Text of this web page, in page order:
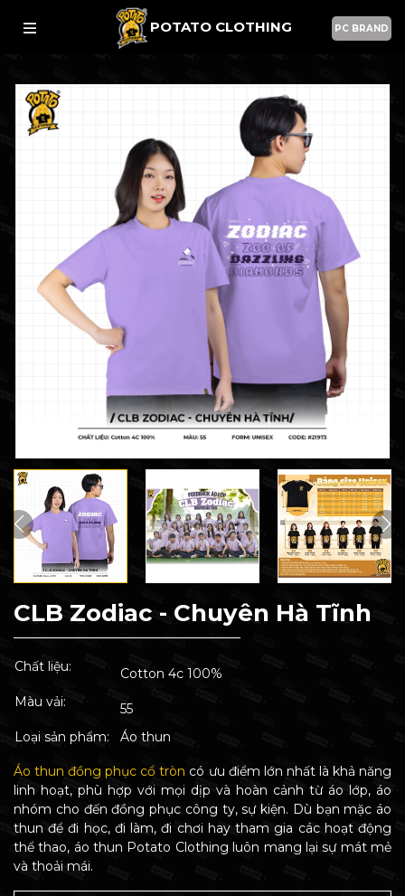
POTATO CLOTHING PC BRAND
CLB Zodiac - Chuyên Hà Tĩnh
Chất liệu:
Cotton 4c 100%
Màu vải:
55
Loại sản phẩm:
Áo thun
Áo thun đồng phục cổ tròn có ưu điểm lớn nhất là khả năng
linh hoạt, phù hợp với mọi dịp và hoàn cảnh từ áo lớp, áo
nhóm cho đến đồng phục công ty, sự kiện. Dù bạn mặc áo
thun để đi học, đi làm, đi chơi hay tham gia các hoạt động
thể thao, áo thun Potato Clothing luôn mang lại sự mát mẻ
và thoải mái.